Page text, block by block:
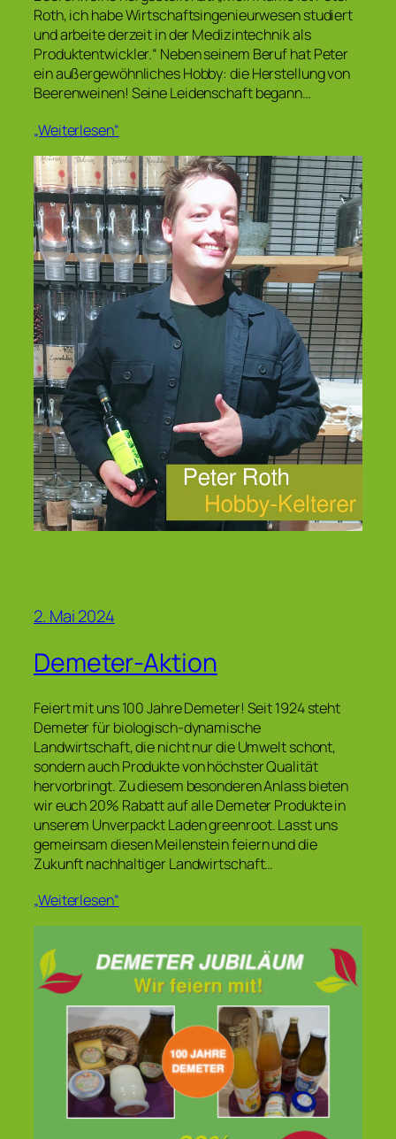
Roth, ich habe Wirtschaftsingenieurwesen studiert
und arbeite derzeit in der Medizintechnik als
Produktentwickler.“ Neben seinem Beruf hat Peter
ein außergewöhnliches Hobby: die Herstellung von
Beerenweinen! Seine Leidenschaft begann…
„Weiterlesen“
2. Mai 2024
Demeter-Aktion
Feiert mit uns 100 Jahre Demeter! Seit 1924 steht
Demeter für biologisch-dynamische
Landwirtschaft, die nicht nur die Umwelt schont,
sondern auch Produkte von höchster Qualität
hervorbringt. Zu diesem besonderen Anlass bieten
wir euch 20% Rabatt auf alle Demeter Produkte in
unserem Unverpackt Laden greenroot. Lasst uns
gemeinsam diesen Meilenstein feiern und die
Zukunft nachhaltiger Landwirtschaft…
„Weiterlesen“